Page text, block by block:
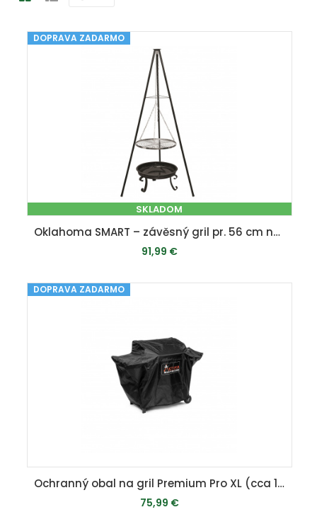
DOPRAVA ZADARMO
SKLADOM
Oklahoma SMART – závěsný gril pr. 56 cm na trojnožce
91,99 €
PRIDAŤ DO KOŠÍKA
DOPRAVA ZADARMO
Ochranný obal na gril Premium Pro XL (cca 187 x 108,5 x 62 cm)
75,99 €